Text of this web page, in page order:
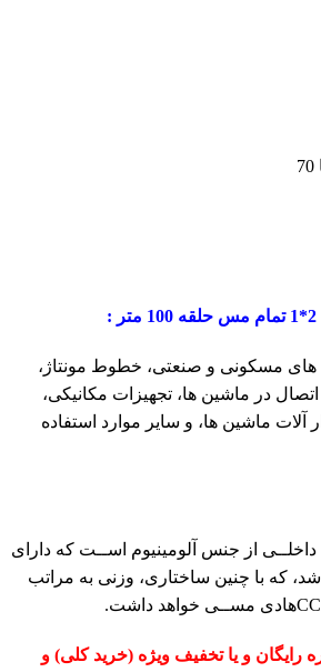
مسکونی و صنعتی، خطوط مونتاژ،
در ماشین ها، تجهیزات مکانیکی،
آلات ماشین ها، و سایر موارد استفاده
داخلــی از جنس آلومینیوم اســت که دارای
که با چنین ساختاری، وزنی به مراتب
رایگان و یا تخفیف ویژه (خرید کلی) و